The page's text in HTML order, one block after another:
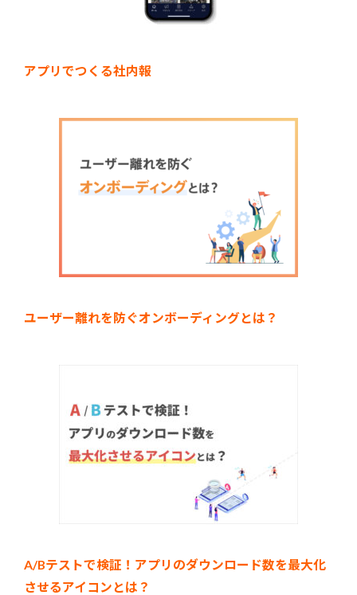
アプリでつくる社内報
ユーザー離れを防ぐオンボーディングとは？
A/Bテストで検証！アプリのダウンロード数を最大化
させるアイコンとは？